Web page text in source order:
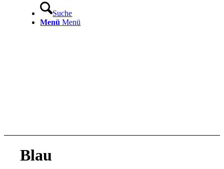
Suche
Menü Menü
Blau